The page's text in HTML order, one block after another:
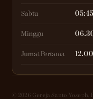
Sabtu
Minggu
Jumat Pertama
© 2026 Gereja Santo